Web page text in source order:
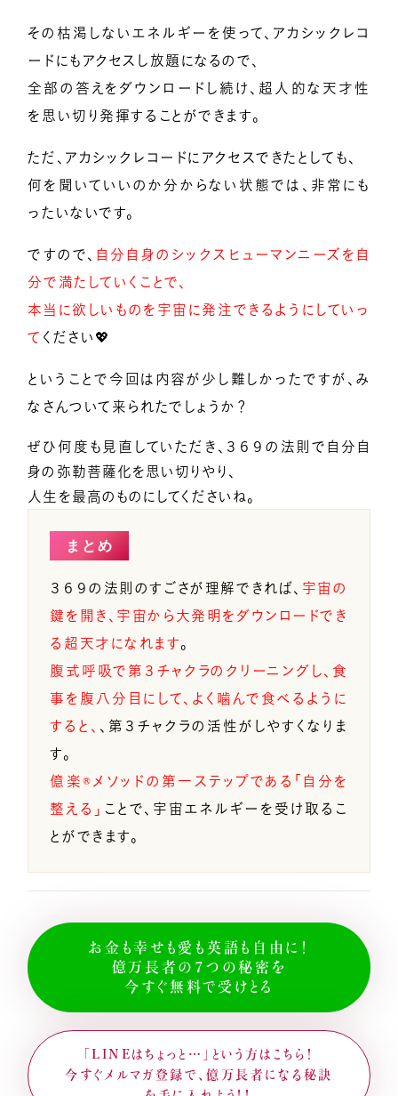
その枯渇しないエネルギーを使って、アカシックレコ
ードにもアクセスし放題になるので、
全部の答えをダウンロードし続け、超人的な天才性
を思い切り発揮することができます。
ただ、アカシックレコードにアクセスできたとしても、
何を聞いていいのか分からない状態では、非常にも
ったいないです。
ですので、 自分自身のシックスヒューマンニーズを自
分で満たしていくことで、
本当に欲しいものを宇宙に発注できるようにしていっ
て ください💖
ということで今回は内容が少し難しかったですが、み
なさんついて来られたでしょうか？
ぜひ何度も見直していただき、３６９の法則で自分自
身の弥勒菩薩化を思い切りやり、
人生を最高のものにしてくださいね。
まとめ
３６９の法則のすごさが理解できれば、 宇宙の
鍵を開き、宇宙から大発明をダウンロードでき
る超天才になれます。
腹式呼吸で第３チャクラのクリーニングし、食
事を腹八分目にして、よく噛んで食べるように
すると、 、第３チャクラの活性がしやすくなりま
す。
億楽®メソッドの第一ステップである「自分を
整える」 ことで、宇宙エネルギーを受け取るこ
とができます。
お金も幸せも愛も英語も自由に！
億万長者の７つの秘密を
今すぐ無料で受けとる
「LINEはちょっと…」という方はこちら！
今すぐメルマガ登録で、億万長者になる秘訣